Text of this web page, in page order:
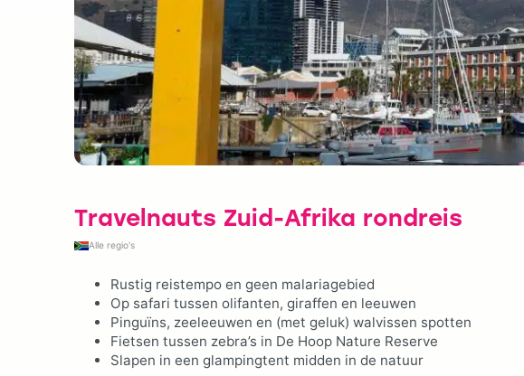
Travelnauts Zuid-Afrika rondreis
Alle regio's
Rustig reistempo en geen malariagebied
Op safari tussen olifanten, giraffen en leeuwen
Pinguïns, zeeleeuwen en (met geluk) walvissen spotten
Fietsen tussen zebra’s in De Hoop Nature Reserve
Slapen in een glampingtent midden in de natuur